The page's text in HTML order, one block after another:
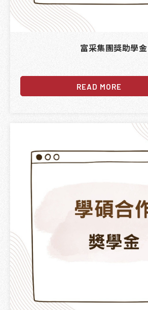
富采集團獎助學金
READ MORE